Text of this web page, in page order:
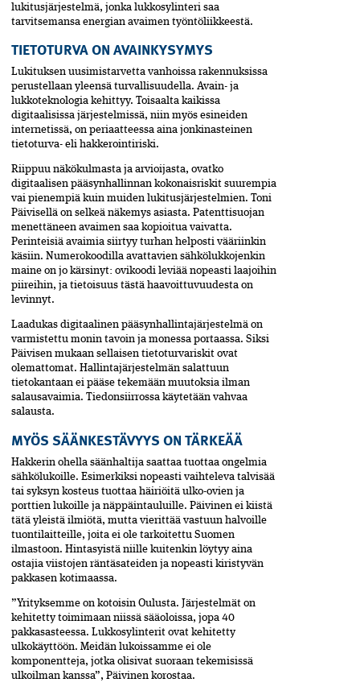
lukitusjärjestelmä, jonka lukkosylinteri saa
tarvitsemansa energian avaimen työntöliikkeestä.
TIETOTURVA ON AVAINKYSYMYS
Lukituksen uusimistarvetta vanhoissa rakennuksissa
perustellaan yleensä turvallisuudella. Avain- ja
lukkoteknologia kehittyy. Toisaalta kaikissa
digitaalisissa järjestelmissä, niin myös esineiden
internetissä, on periaatteessa aina jonkinasteinen
tietoturva- eli hakkerointiriski.
Riippuu näkökulmasta ja arvioijasta, ovatko
digitaalisen pääsynhallinnan kokonaisriskit suurempia
vai pienempiä kuin muiden lukitusjärjestelmien. Toni
Päivisellä on selkeä näkemys asiasta. Patenttisuojan
menettäneen avaimen saa kopioitua vaivatta.
Perinteisiä avaimia siirtyy turhan helposti vääriinkin
käsiin. Numerokoodilla avattavien sähkölukkojenkin
maine on jo kärsinyt: ovikoodi leviää nopeasti laajoihin
piireihin, ja tietoisuus tästä haavoittuvuudesta on
levinnyt.
Laadukas digitaalinen pääsynhallintajärjestelmä on
varmistettu monin tavoin ja monessa portaassa. Siksi
Päivisen mukaan sellaisen tietoturvariskit ovat
olemattomat. Hallintajärjestelmän salattuun
tietokantaan ei pääse tekemään muutoksia ilman
salausavaimia. Tiedonsiirrossa käytetään vahvaa
salausta.
MYÖS SÄÄNKESTÄVYYS ON TÄRKEÄÄ
Hakkerin ohella säänhaltija saattaa tuottaa ongelmia
sähkölukoille. Esimerkiksi nopeasti vaihteleva talvisää
tai syksyn kosteus tuottaa häiriöitä ulko-ovien ja
porttien lukoille ja näppäintauluille. Päivinen ei kiistä
tätä yleistä ilmiötä, mutta vierittää vastuun halvoille
tuontilaitteille, joita ei ole tarkoitettu Suomen
ilmastoon. Hintasyistä niille kuitenkin löytyy aina
ostajia viistojen räntäsateiden ja nopeasti kiristyvän
pakkasen kotimaassa.
”Yrityksemme on kotoisin Oulusta. Järjestelmät on
kehitetty toimimaan niissä sääoloissa, jopa 40
pakkasasteessa. Lukkosylinterit ovat kehitetty
ulkokäyttöön. Meidän lukoissamme ei ole
komponentteja, jotka olisivat suoraan tekemisissä
ulkoilman kanssa”, Päivinen korostaa.